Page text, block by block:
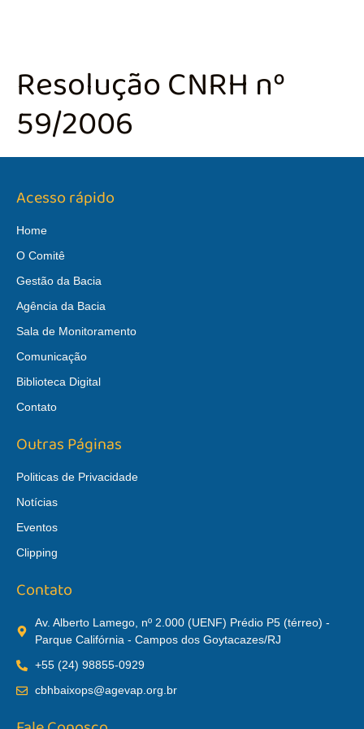
Resolução CNRH nº
59/2006
Acesso rápido
Home
O Comitê
Gestão da Bacia
Agência da Bacia
Sala de Monitoramento
Comunicação
Biblioteca Digital
Contato
Outras Páginas
Politicas de Privacidade
Notícias
Eventos
Clipping
Contato
Av. Alberto Lamego, nº 2.000 (UENF) Prédio P5 (térreo) -
Parque Califórnia - Campos dos Goytacazes/RJ
+55 (24) 98855-0929
cbhbaixops@agevap.org.br